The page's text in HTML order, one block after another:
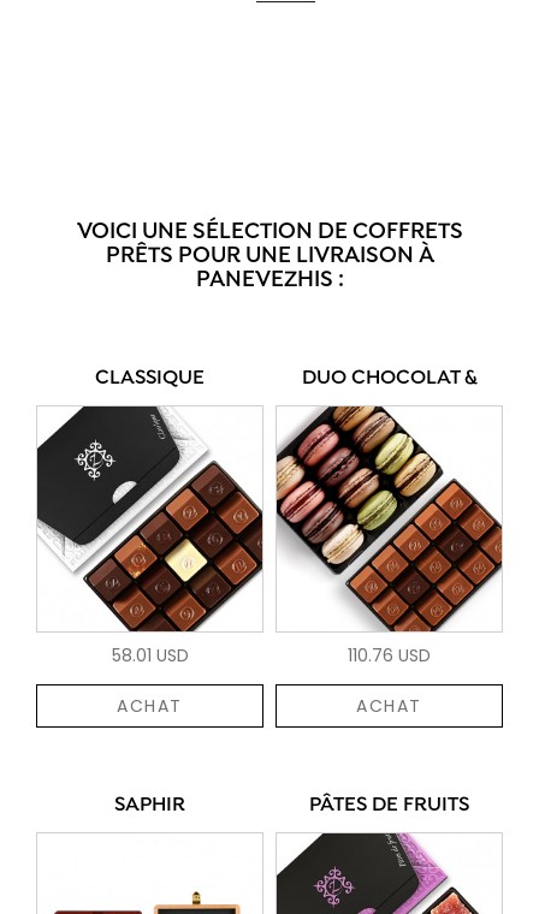
VOICI UNE SÉLECTION DE COFFRETS
PRÊTS POUR UNE LIVRAISON À
PANEVEZHIS :
CLASSIQUE
58.01 USD
ACHAT
DUO CHOCOLAT &
110.76 USD
ACHAT
SAPHIR PÂTES DE FRUITS